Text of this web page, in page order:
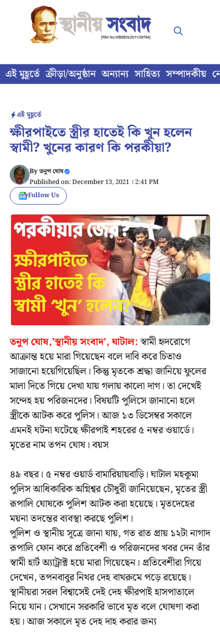
content
এই মুহূর্তে ক্রীড়া/অনুষ্ঠান অন্যান্য সাহিত্য সম্পাদকীয়
এই মুহূর্তে
ক্ষীরপাইতে স্ত্রীর হাতেই কি খুন হলেন
স্বামী? খুনের কারণ কি পরকীয়া?
Byতনুপ ঘোষ
Published on: December 13, 2021 । 2:41 PM
Follow Us
তনুপ ঘোষ,’স্থানীয় সংবাদ’, ঘাটাল:স্বামী হৃদরোগে
আক্রান্ত হয়ে মারা গিয়েছেন বলে দাবি করে চিতাও
সাজানো হয়েগিয়েছিল। কিন্তু মৃতকে শ্রদ্ধা জানিয়ে ফুলের
মালা দিতে গিয়ে দেখা যায় গলায় কালো দাগ। তা দেখেই
সন্দেহ হয় পরিজনদের। বিষয়টি পুলিসে জানানো হলে
স্ত্রীকে আটক করে পুলিস। আজ ১৩ ডিসেম্বর সকালে
এমনই ঘটনা ঘটেছে ক্ষীরপাই শহরের ৫ নম্বর ওয়ার্ডে।
মৃতের নাম তপন ঘোষ। বয়স
৪৯ বছর। ৫ নম্বর ওয়ার্ড বামারিয়ায়বাড়ি। ঘাটাল মহকুমা
পুলিস আধিকারিক অগ্নিশ্বর চৌধুরী জানিয়েছেন, মৃতের স্ত্রী
রূপালি ঘোষকে পুলিশ আটক করা হয়েছে। মৃতদেহের
ময়না তদন্তের ব্যবস্থা করছে পুলিশ।
পুলিশ ও স্থানীয় সূত্রে জানা যায়, গত রাত প্রায় ১২টা নাগাদ
রূপালি ফোন করে প্রতিবেশী ও পরিজনদের খবর দেন তাঁর
স্বামী হার্ট অ্যাট্রাক্ট হয়ে মারা গিয়েছেন। প্রতিবেশীরা গিয়ে
দেখেন, তপনবাবুর নিথর দেহ বাথরুমে পড়ে রয়েছে।
স্থানীয়রা সরল বিশ্বাসেই দেই দেহ ক্ষীরপাই হাসপাতালে
নিয়ে যান। সেখানে সরকারি ভাবে মৃত বলে ঘোষণা করা
হয়। আজ সকালে মৃত দেহ দাহ করার জন্য